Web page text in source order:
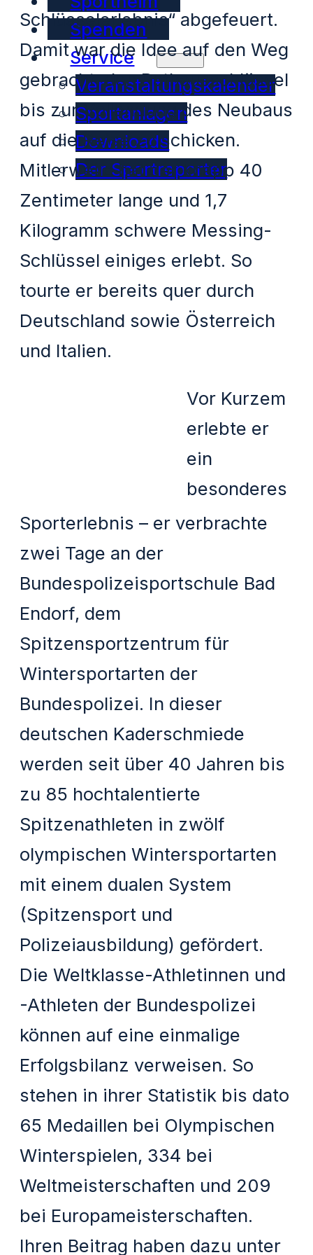
Spenden
Service
Veranstaltungskalender
Sportanlagen
Downloads
Der Sportreporter
Schlüsselerlebnis“ abgefeuert.
Damit war die Idee auf den Weg
gebracht, den Rathausschlüssel
bis zur Vollendung des Neubaus
auf die Reise zu schicken.
Mitlerweile hat der knapp 40
Zentimeter lange und 1,7
Kilogramm schwere Messing-
Schlüssel einiges erlebt. So
tourte er bereits quer durch
Deutschland sowie Österreich
und Italien.
Vor Kurzem
erlebte er
ein
besonderes
Sporterlebnis – er verbrachte
zwei Tage an der
Bundespolizeisportschule Bad
Endorf, dem
Spitzensportzentrum für
Wintersportarten der
Bundespolizei. In dieser
deutschen Kaderschmiede
werden seit über 40 Jahren bis
zu 85 hochtalentierte
Spitzenathleten in zwölf
olympischen Wintersportarten
mit einem dualen System
(Spitzensport und
Polizeiausbildung) gefördert.
Die Weltklasse-Athletinnen und
-Athleten der Bundespolizei
können auf eine einmalige
Erfolgsbilanz verweisen. So
stehen in ihrer Statistik bis dato
65 Medaillen bei Olympischen
Winterspielen, 334 bei
Weltmeisterschaften und 209
bei Europameisterschaften.
Ihren Beitrag haben dazu unter